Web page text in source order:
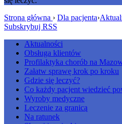
Strona główna › Dla pacjenta›
Subskrybuj RSS
Aktualności
Obsługa klientów
Profilaktyka chorób na
Załatw sprawę krok po kroku
Gdzie się leczyć?
Co każdy pacjent wiedzieć
Wyroby medyczne
Leczenie za granicą
Na ratunek